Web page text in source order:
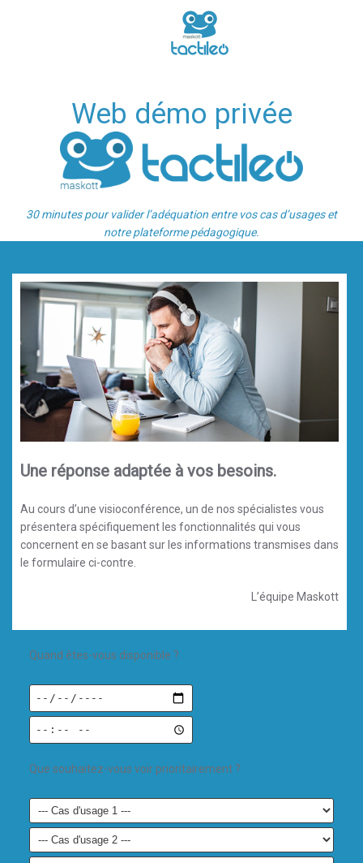
Web démo privée
30 minutes pour valider l’adéquation entre vos cas d’usages et
notre plateforme pédagogique.
Une réponse adaptée à vos besoins.
Au cours d’une visioconférence, un de nos spécialistes vous
présentera spécifiquement les fonctionnalités qui vous
concernent en se basant sur les informations transmises dans
le formulaire ci-contre.
L’équipe Maskott
Quand êtes-vous disponible ?
Que souhaitez-vous voir prioritairement ?